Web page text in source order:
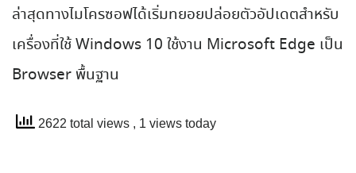
ล่าสุดทางไมโครซอฟได้เริ่มทยอยปล่อยตัวอัปเดตสำหรับ
เครื่องที่ใช้ Windows 10 ใช้งาน Microsoft Edge เป็น
Browser พื้นฐาน
2622 total views , 1 views today